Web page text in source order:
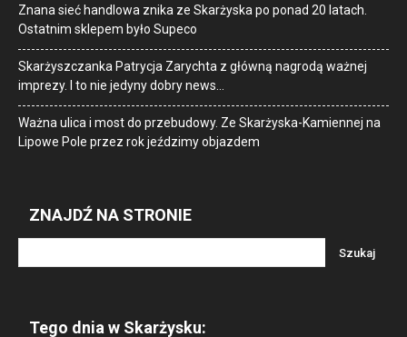
Znana sieć handlowa znika ze Skarżyska po ponad 20 latach.
Ostatnim sklepem było Supeco
Skarżyszczanka Patrycja Zarychta z główną nagrodą ważnej
imprezy. I to nie jedyny dobry news…
Ważna ulica i most do przebudowy. Ze Skarżyska-Kamiennej na
Lipowe Pole przez rok jeździmy objazdem
ZNAJDŹ NA STRONIE
Tego dnia w Skarżysku: